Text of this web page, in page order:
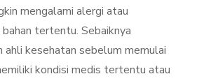
mengalami alergi atau
tertentu. Sebaiknya
ahli kesehatan sebelum memulai
kondisi medis tertentu atau